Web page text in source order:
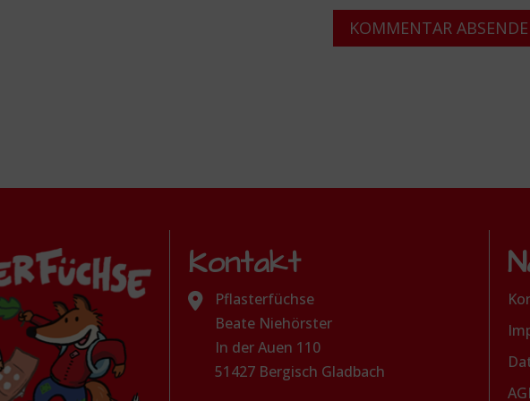
Kontakt
Pflasterfüchse
Beate Niehörster
In der Auen 110
51427 Bergisch Gladbach